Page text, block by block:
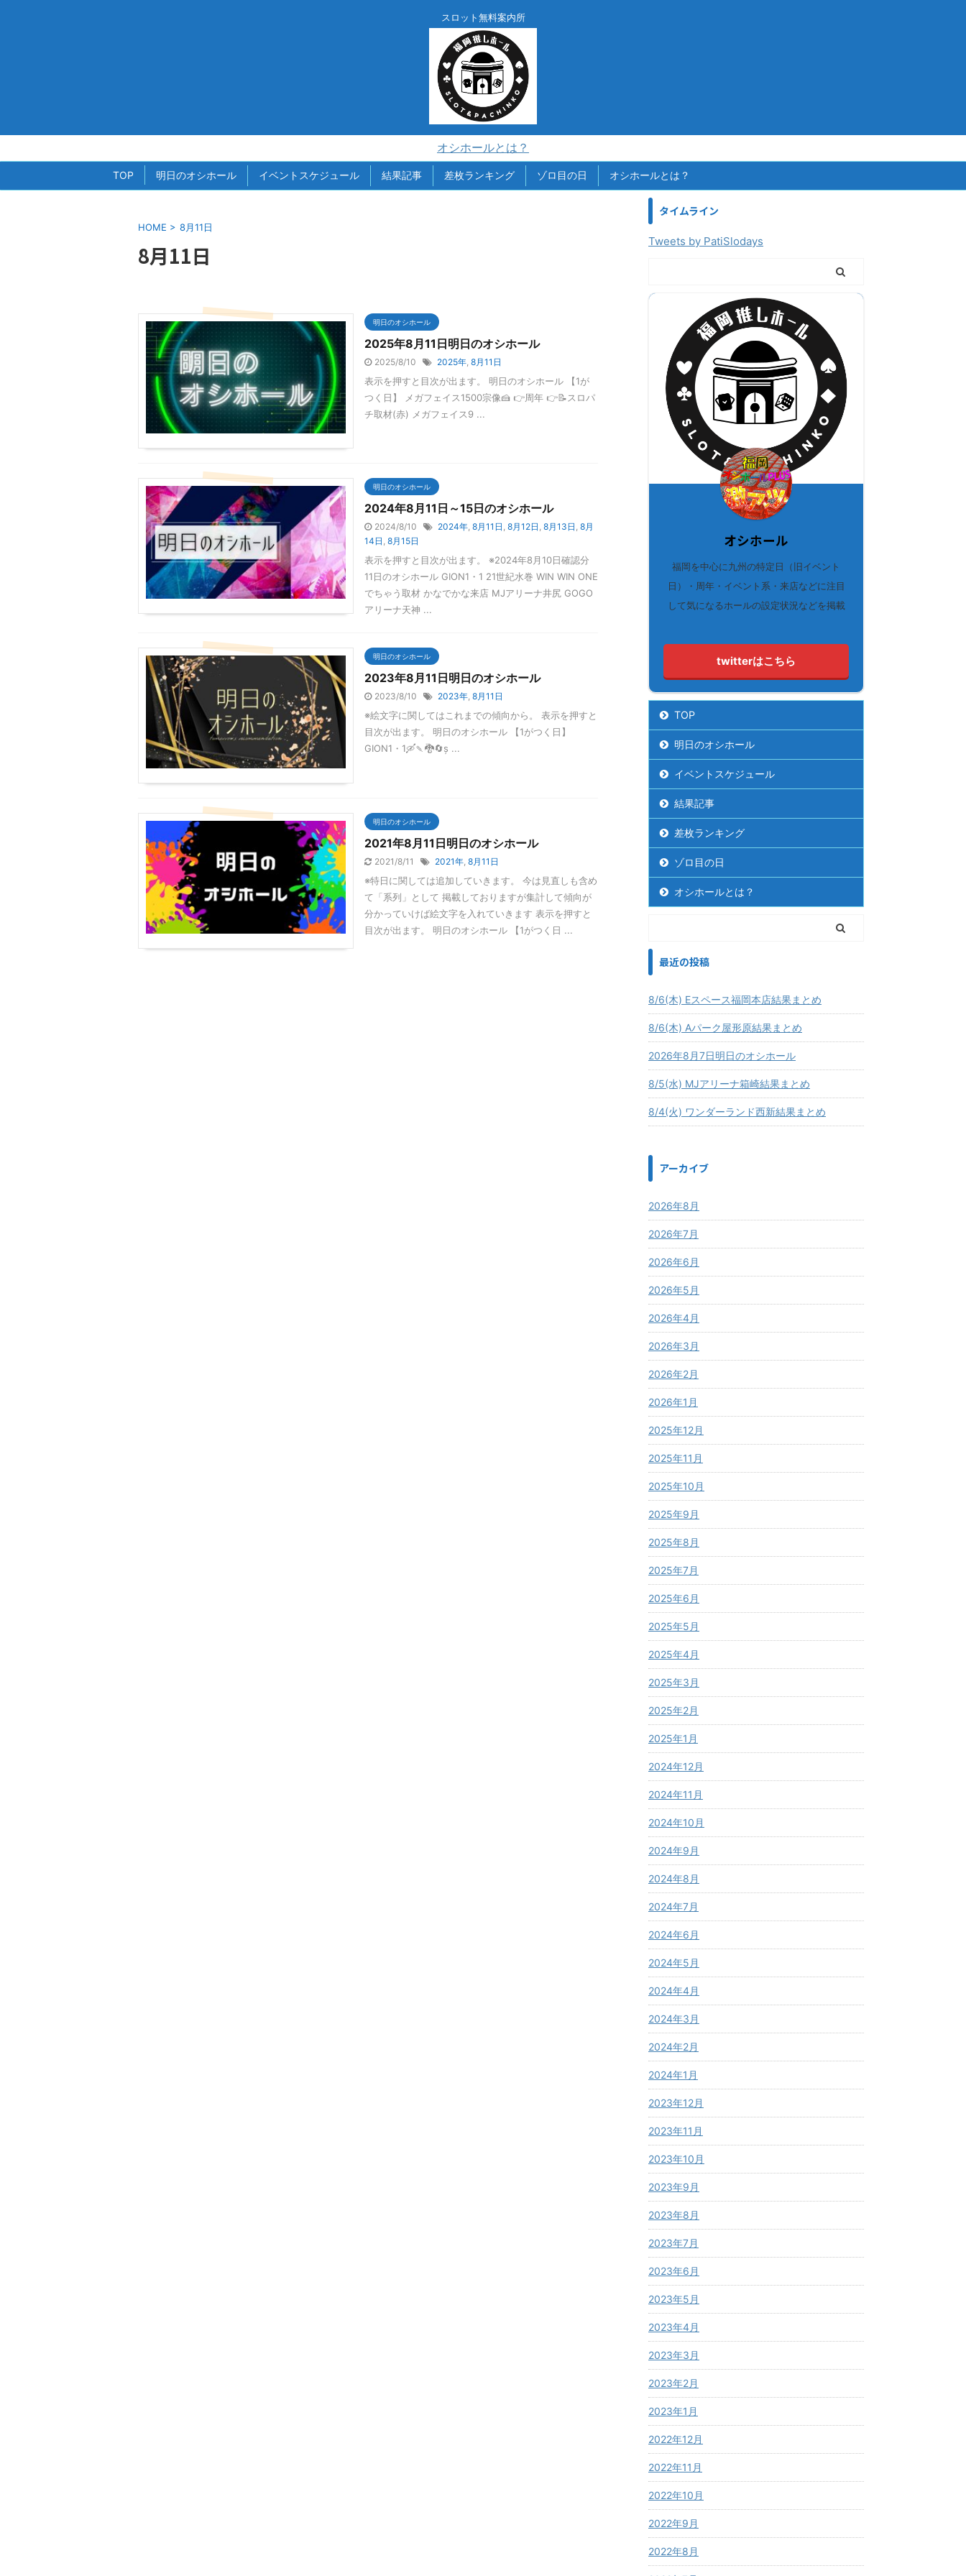
スロット無料案内所
オシホールとは？
TOP 明日のオシホール イベントスケジュール 結果記事 差枚ランキング ゾロ目の日 オシホールとは？
HOME > 8月11日
8月11日
明日のオシホール
2025年8月11日明日のオシホール
2025/8/10 2025年 8月11日
表示を押すと目次が出ます。 明日のオシホール 【1が
つく日】 メガフェイス1500宗像🍰 👉周年 👉📝スロパ
チ取材(赤) メガフェイス9 ...
明日のオシホール
2024年8月11日～15日のオシホール
2024/8/10 2024年, 8月11日 , 8月12日 , 8月13日 , 8月
14日 , 8月15日
表示を押すと目次が出ます。 ※2024年8月10日確認分
11日のオシホール GION1・1 21世紀水巻 WIN WIN ONE
でちゃう取材 かなでかな来店 MJアリーナ井尻 GOGO
アリーナ天神 ...
明日のオシホール
2023年8月11日明日のオシホール
2023/8/10 2023年, 8月11日
※絵文字に関してはこれまでの傾向から。 表示を押すと
目次が出ます。 明日のオシホール 【1がつく日】
GION1・1🛶🍡🐉🔄ș ...
明日のオシホール
2021年8月11日明日のオシホール
2021/8/11 2021年 8月11日
※特日に関しては追加していきます。 今は見直しも含め
て「系列」として 掲載しておりますが集計して傾向が
分かっていけば絵文字を入れていきます 表示を押すと
目次が出ます。 明日のオシホール 【1がつく日 ...
タイムライン
Tweets by PatiSlodays
オシホール
福岡を中心に九州の特定日（旧イベント
日）・周年・イベント系・来店などに注目
して気になるホールの設定状況などを掲載
twitterはこちら
TOP
明日のオシホール
イベントスケジュール
結果記事
差枚ランキング
ゾロ目の日
オシホールとは？
最近の投稿
8/6(木) Eスペース福岡本店結果まとめ
8/6(木) Aパーク屋形原結果まとめ
2026年8月7日明日のオシホール
8/5(水) MJアリーナ箱崎結果まとめ
8/4(火) ワンダーランド西新結果まとめ
アーカイブ
2026年8月
2026年7月
2026年6月
2026年5月
2026年4月
2026年3月
2026年2月
2026年1月
2025年12月
2025年11月
2025年10月
2025年9月
2025年8月
2025年7月
2025年6月
2025年5月
2025年4月
2025年3月
2025年2月
2025年1月
2024年12月
2024年11月
2024年10月
2024年9月
2024年8月
2024年7月
2024年6月
2024年5月
2024年4月
2024年3月
2024年2月
2024年1月
2023年12月
2023年11月
2023年10月
2023年9月
2023年8月
2023年7月
2023年6月
2023年5月
2023年4月
2023年3月
2023年2月
2023年1月
2022年12月
2022年11月
2022年10月
2022年9月
2022年8月